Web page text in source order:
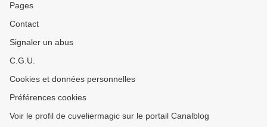
Pages
Contact
Signaler un abus
C.G.U.
Cookies et données personnelles
Préférences cookies
Voir le profil de cuveliermagic sur le portail Canalblog